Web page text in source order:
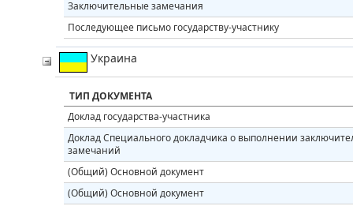
Заключительные замечания
Последующее письмо государству-участнику
Украина
ТИП ДОКУМЕНТА
Доклад государства-участника
Доклад Специального докладчика о выполнении
замечаний
(Общий) Основной документ
(Общий) Основной документ